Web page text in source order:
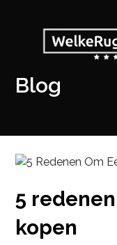
Blog
5
kopen